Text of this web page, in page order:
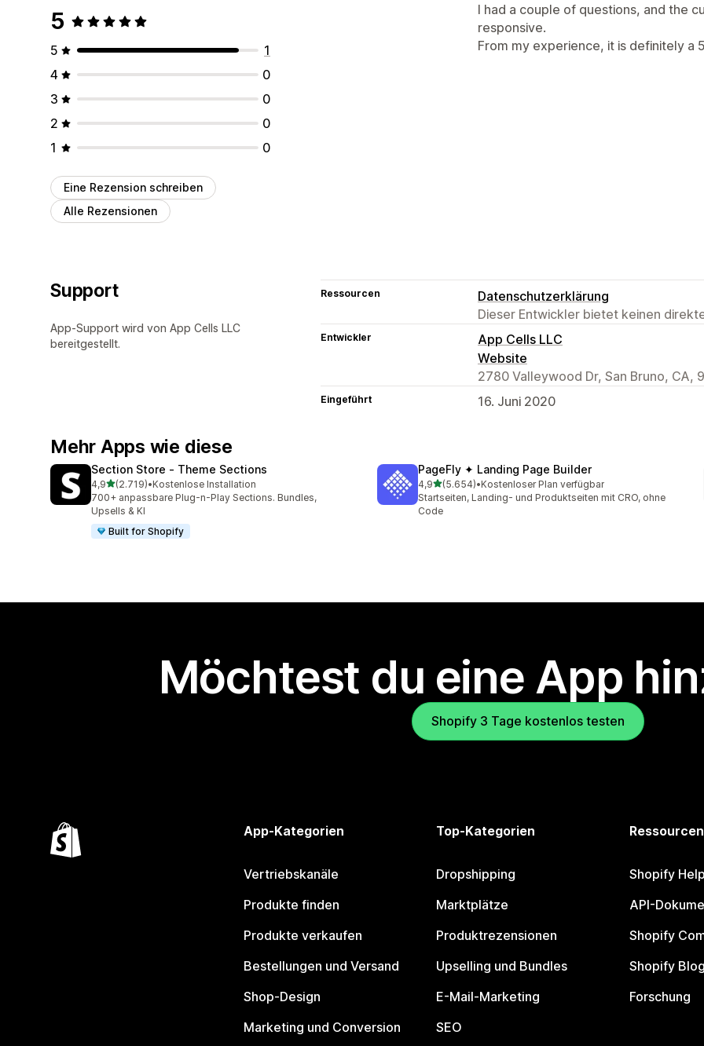
5
5
1
4
0
3
0
2
0
1
0
Eine Rezension schreiben
Alle Rezensionen
I had a couple of questions, and the
responsive.
From my experience, it is definitely a
Support
App-Support wird von App Cells LLC
bereitgestellt.
Ressourcen
Datenschutzerklärung
Dieser Entwickler bietet keinen
Entwickler
App Cells LLC
Website
2780 Valleywood Dr, San Bruno, CA,
Eingeführt 16. Juni 2020
Mehr Apps wie diese
Section Store ‑ Theme Sections
4,9von 5 Sternen
(2.719)
2719 Rezensionen insgesamt
•Kostenlose Installation
700+ anpassbare Plug-n-Play Sections. Bundles,
Upsells & KI
Built for Shopify
PageFly ✦ Landing Page Builder
4,9von 5 Sternen
(5.654)
5654 Rezensionen insgesamt
•Kostenloser Plan verfügbar
Startseiten, Landing- und Produktseiten mit CRO, ohne
Code
Möchtest du eine App
Shopify 3 Tage kostenlos testen
App-Kategorien
Vertriebskanäle
Produkte finden
Produkte verkaufen
Bestellungen und Versand
Shop-Design
Marketing und Conversion
Top-Kategorien
Dropshipping
Marktplätze
Produktrezensionen
Upselling und Bundles
E-Mail-Marketing
SEO
Ressourcen
Shopify
API-
Shopify
Shopify Blog
Forschung